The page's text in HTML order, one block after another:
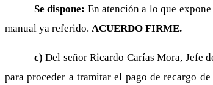
Se dispone: En atención a lo que
manual ya referido. ACUERDO FIRME.
c)Del señor Ricardo Carías Mora, Jefe
para proceder a tramitar el pago de recargo